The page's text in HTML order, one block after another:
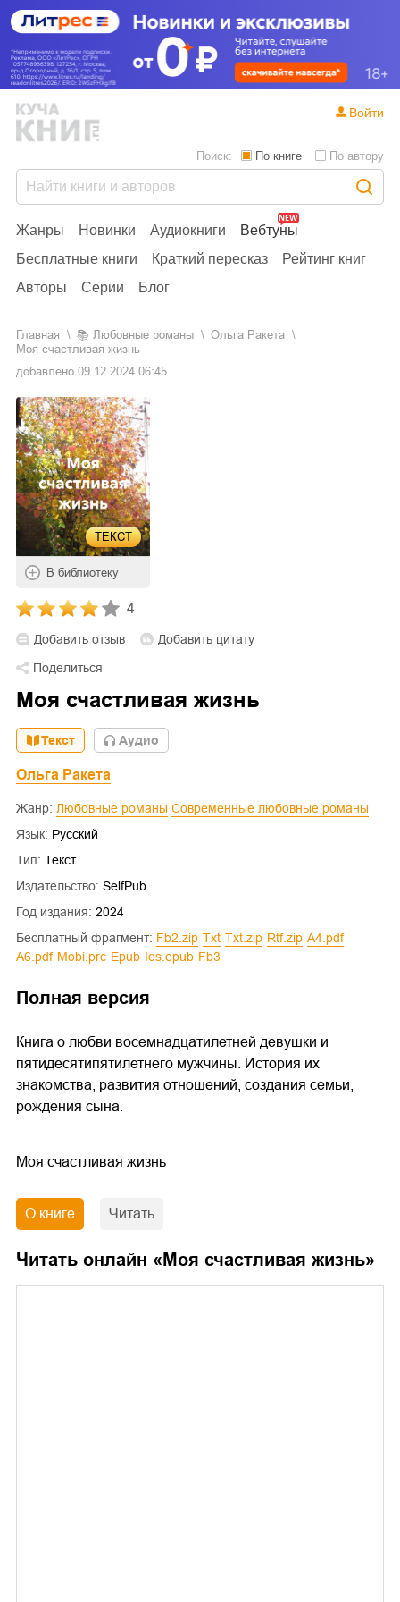
Жанры Новинки Аудиокниги
Вебтуны
Бесплатные книги
Краткий пересказ
Рейтинг книг
Авторы
Серии Блог
Поиск: По книге По автору
Войти
Главная 📚 любовные романы
Ольга Ракета
Моя счастливая жизнь
добавлено 09.12.2024 06:45
ТЕКСТ
В библиотеку
4
Добавить отзыв
Добавить цитату
Поделиться
Моя счастливая жизнь
Текст Aудио
Ольга Ракета
Жанр: Любовные романы
Современные любовные романы
Язык: Русский
Тип: Текст
Издательство: SelfPub
Год издания: 2024
Бесплатный фрагмент:
fb2.zip txt txt.zip rtf.zip
a4.pdf
a6.pdf
mobi.prc epub ios.epub fb3
Полная версия
Книга о любви восемнадцатилетней девушки и
пятидесятипятилетнего мужчины. История их
знакомства, развития отношений, создания семьи,
рождения сына.
Моя счастливая жизнь
О книге Читать
Читать онлайн « Моя счастливая жизнь»